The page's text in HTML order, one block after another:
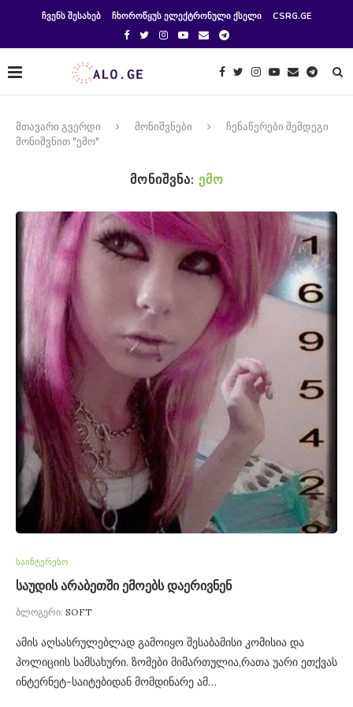
ᲩᲕᲔᲜᲡ ᲨᲔᲡᲐᲮᲔᲑ ᲩᲮᲝᲠᲝᲬᲧᲣᲡ ᲔᲚᲔᲥᲢᲠᲝᲜᲣᲚᲘ ᲥᲡᲔᲚᲘ CSRG.GE
მთავარი გვერდი მონიშვნები
ჩენაწერები შემდეგი
მონიშვნით "ემო"
ᲛᲝᲜᲘᲨᲕᲜᲐ: ᲔᲛᲝ
საინტერესო
საუდის არაბეთში ემოებს დაერივნენ
ბლოგერი: SOFT
ამის აღსასრულებლად გამოიყო შესაბამისი კომისია და
პოლიციის სამსახური. ზომები მიმართულია,რათა უარი ეთქვას
ინტერნეტ-საიტებიდან მომდინარე ამ…